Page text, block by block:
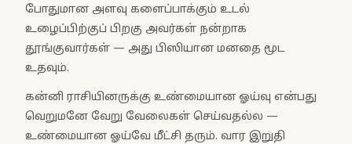
போதுமான அளவு களைப்பாக்கும் உடல்
உழைப்பிற்குப் பிறகு அவர்கள் நன்றாக
தூங்குவார்கள் — அது பிஸியான மனதை மூட
உதவும்.
கன்னி ராசியினருக்கு உண்மையான ஓய்வு என்பது
வெறுமனே வேறு வேலைகள் செய்வதல்ல —
உண்மையான ஓய்வே மீட்சி தரும். வார இறுதி